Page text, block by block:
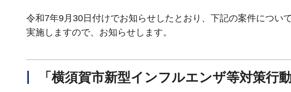
令和7年9月30日付けでお知らせしたとおり、下記の案件につい
実施しますので、お知らせします。
「横須賀市新型インフルエンザ等対策行